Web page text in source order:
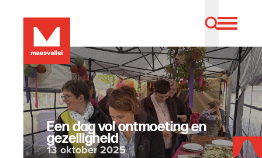
Een dag vol ontmoeting en
gezelligheid
13 oktober 2025